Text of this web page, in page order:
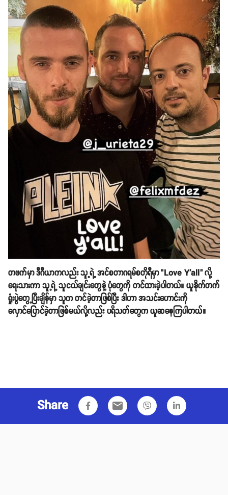
တဖက်မှာ ဒီဂီယာကလည်း သူ့ရဲ့ အင်စတာဂရမ်စတိုရီမှာ "Love Y'all" လို့
ရေးသားကာ သူ့ရဲ့ သူငယ်ချင်းတွေနဲ့ ပုံတွေကို တင်ထားခဲ့ပါတယ်။ ယူနိုက်တက်
ရှုံးပွဲတွေ့ပြီးချိန်မှာ သူက တင်ခဲ့တာဖြစ်ပြီး ဒါဟာ အသင်းဟောင်းကို
လှောင်ပြောင်ခဲ့တာဖြစ်မယ်လို့လည်း ပရိသတ်တွေက ယူဆနေကြပါတယ်။
Share email